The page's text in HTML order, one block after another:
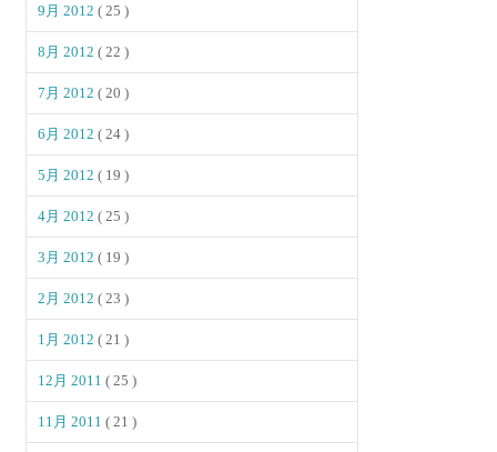
9月 2012( 25 )
8月 2012( 22 )
7月 2012( 20 )
6月 2012( 24 )
5月 2012( 19 )
4月 2012( 25 )
3月 2012( 19 )
2月 2012( 23 )
1月 2012( 21 )
12月 2011( 25 )
11月 2011( 21 )